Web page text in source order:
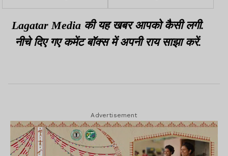
नहीं होंगे, PIL निष्पादित
ऑपरेशन के बाद जमीन पर लेटी
रहीं महिलाएं
Lagatar Media की यह खबर आपको कैसी लगी.
नीचे दिए गए कमेंट बॉक्स में अपनी राय साझा करें.
Advertisement